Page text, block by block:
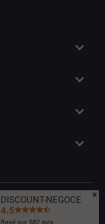
DISCOUNT-NEGOCE
4.5
x